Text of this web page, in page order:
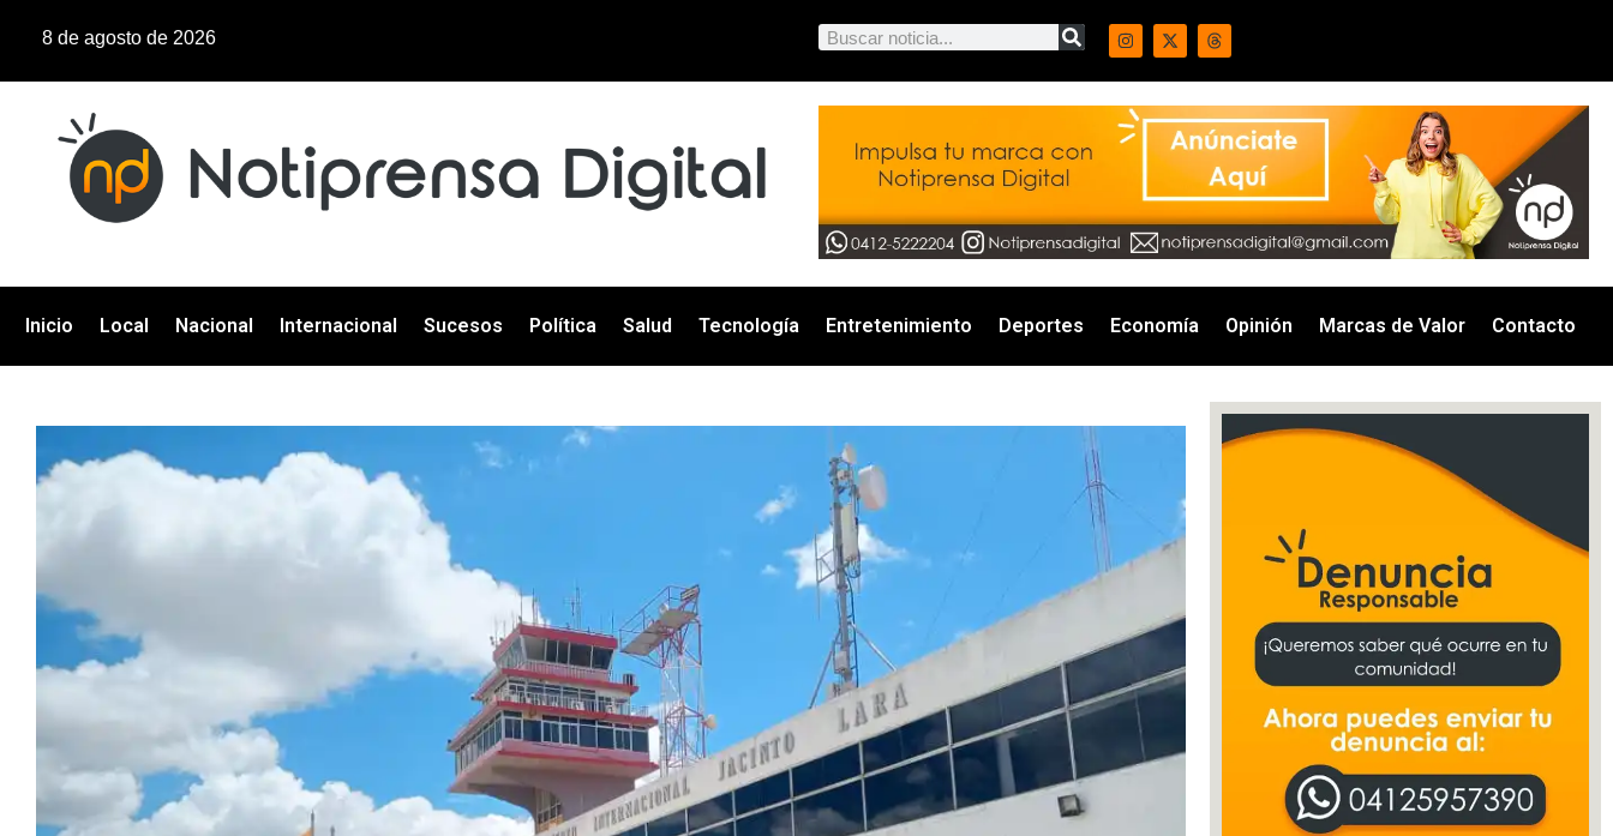
8 de agosto de 2026
Inicio Local Nacional Internacional Sucesos Política Salud Tecnología Entretenimiento Deportes Economía Opinión Marcas de Valor Contacto